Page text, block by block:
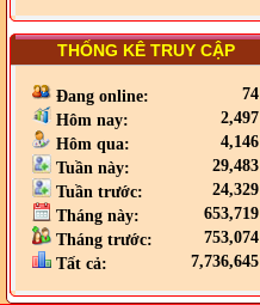
THỐNG KÊ TRUY CẬP
Đang online:
74
Hôm nay:
2,497
Hôm qua:
4,146
Tuần này:
29,483
Tuần trước:
24,329
Tháng này:
653,719
Tháng trước:
753,074
Tất cả:
7,736,645